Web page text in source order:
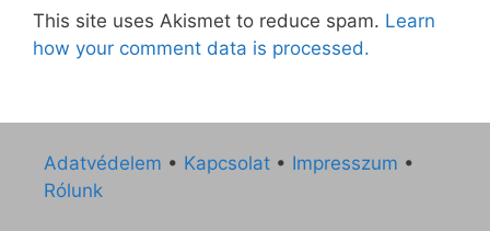
This site uses Akismet to reduce spam. Learn
how your comment data is processed.
Adatvédelem • Kapcsolat • Impresszum •
Rólunk